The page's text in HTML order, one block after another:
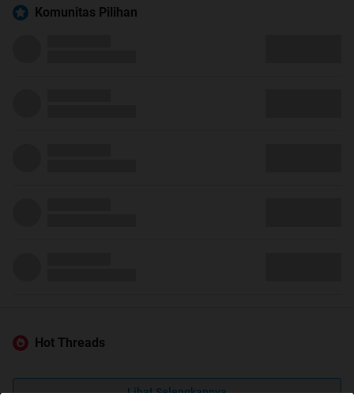
Komunitas Pilihan
Hot Threads
Lihat Selengkapnya